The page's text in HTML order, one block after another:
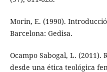
Morin, E. (1990).
Barcelona: Gedisa.
Ocampo Sabogal, L.
desde una ética teológica